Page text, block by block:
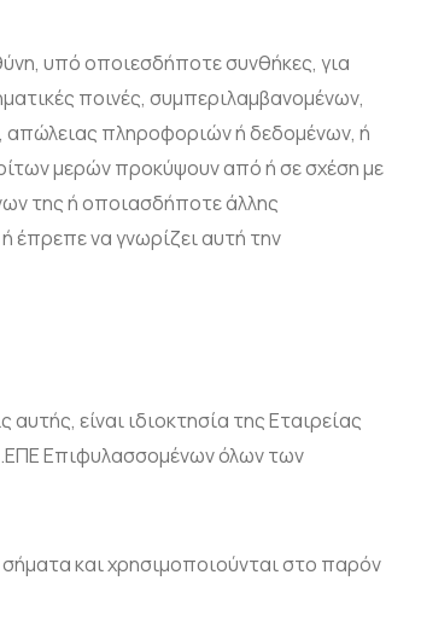
υπό οποιεσδήποτε συνθήκες, για
ποινές, συμπεριλαμβανομένων,
απώλειας πληροφοριών ή δεδομένων, ή
μερών προκύψουν από ή σε σχέση με
της ή οποιασδήποτε άλλης
έπρεπε να γνωρίζει αυτή την
είναι ιδιοκτησία της Εταιρείας
Επιφυλασσομένων όλων των
και χρησιμοποιούνται στο παρόν